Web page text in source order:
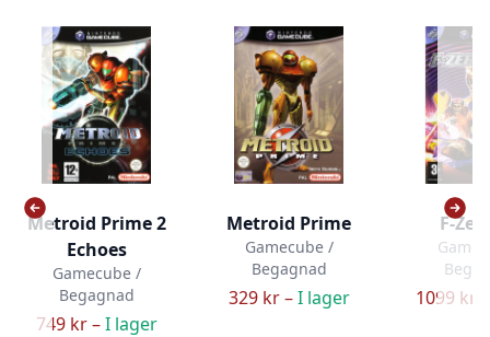
Metroid Prime 2
Echoes
Gamecube /
Begagnad
749 kr –I lager
Metroid Prime
Gamecube /
Begagnad
329 kr –I lager
F-
1099 kr